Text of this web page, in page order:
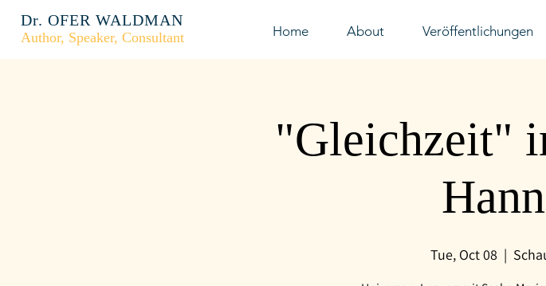
Dr. OFER WALDMAN
Author, Speaker, Consultant Home About Veröffentlichungen
"Gleichzeit"
Tue, Oct 08
  |